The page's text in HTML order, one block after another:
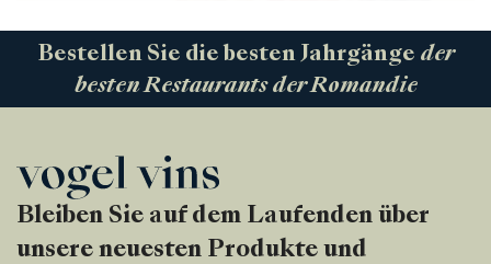
Bestellen Sie die besten Jahrgänge der
besten Restaurants der Romandie
Bleiben Sie auf dem Laufenden über
unsere neuesten Produkte und